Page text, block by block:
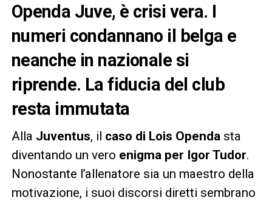
Openda Juve, è crisi vera. I
numeri condannano il belga e
neanche in nazionale si
riprende. La fiducia del club
resta immutata
Alla Juventus, il caso di Lois Openda sta
diventando un vero enigma per Igor Tudor.
Nonostante l’allenatore sia un maestro della
motivazione, i suoi discorsi diretti sembrano